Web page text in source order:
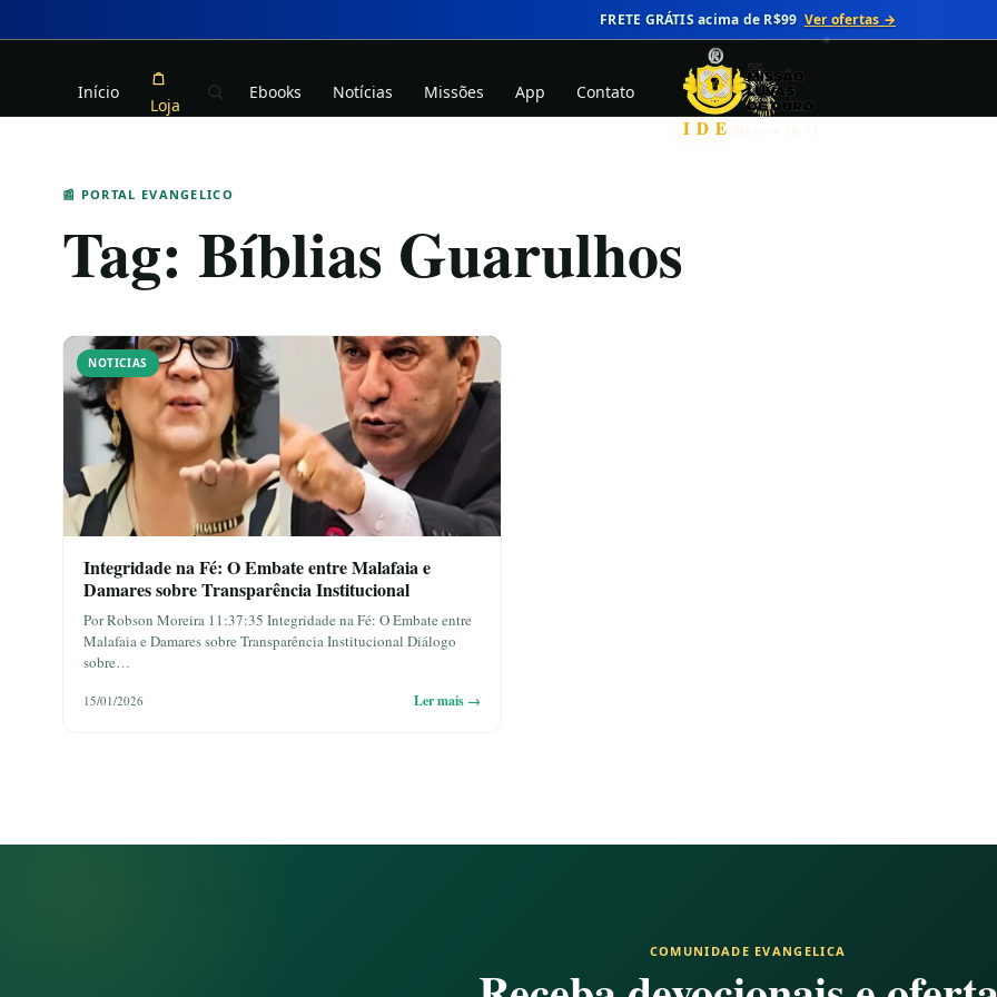
FRETE GRÁTIS acima de R$99 Ver ofertas →
IDE Marcos 16:15
Início
Loja
Ebooks Notícias Missões App Contato
📰 PORTAL EVANGELICO
Tag: Bíblias Guarulhos
NOTICIAS
Integridade na Fé: O Embate entre Malafaia e
Damares sobre Transparência Institucional
Por Robson Moreira 11:37:35 Integridade na Fé: O Embate entre
Malafaia e Damares sobre Transparência Institucional Diálogo
sobre…
15/01/2026 Ler mais →
COMUNIDADE EVANGELICA